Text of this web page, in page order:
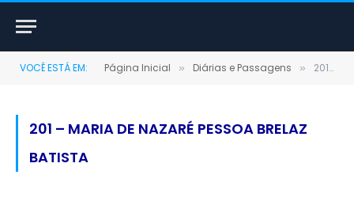
VOCÊ ESTÁ EM: Página Inicial » Diárias e Passagens » 201 – MARIA DE NAZARÉ PESSOA BRELAZ BATISTA
201 – MARIA DE NAZARÉ PESSOA BRELAZ
BATISTA